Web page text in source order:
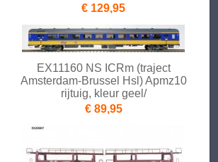
€ 129,95
EX11160 NS ICRm (traject
Amsterdam-Brussel Hsl) Apmz10
rijtuig, kleur geel/
€ 89,95